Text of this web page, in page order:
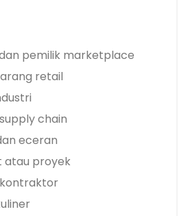
pemilik marketplace
retail
chain
eceran
atau proyek